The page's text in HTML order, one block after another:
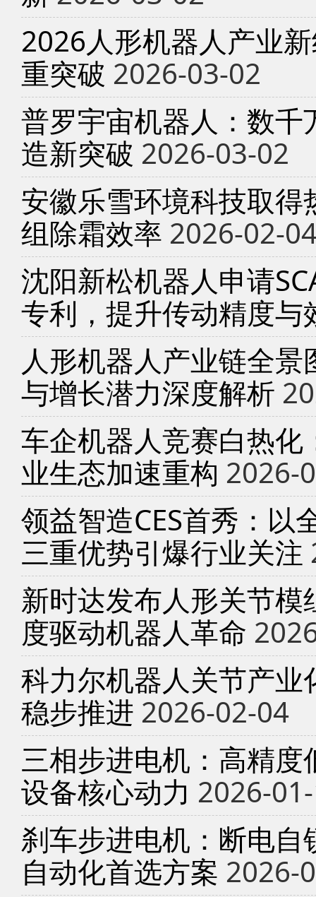
2026人形机器人产业
重突破 2026-03-02
普罗宇宙机器人：数
造新突破 2026-03-02
安徽乐雪环境科技取
组除霜效率 2026-02-
沈阳新松机器人申请
专利，提升传动精度与
人形机器人产业链全
与增长潜力深度解析
车企机器人竞赛白热
业生态加速重构 2026-
领益智造CES首秀：以
三重优势引爆行业关注
新时达发布人形关节
度驱动机器人革命
科力尔机器人关节产
稳步推进 2026-02-04
三相步进电机：高精
设备核心动力 2026-
刹车步进电机：断电
自动化首选方案 2026-